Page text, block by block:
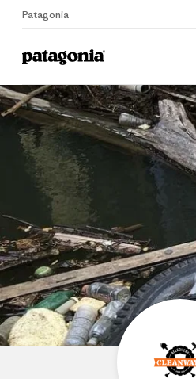
Patagonia
Home